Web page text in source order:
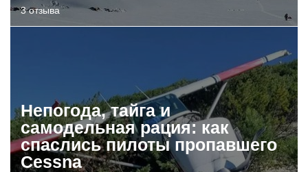
3 отзыва
Непогода, тайга и
самодельная рация: как
спаслись пилоты пропавшего
Cessna